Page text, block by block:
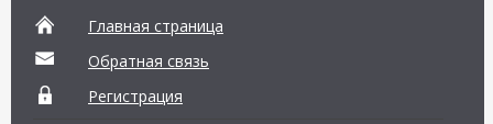
Главная страница
Обратная связь
Регистрация